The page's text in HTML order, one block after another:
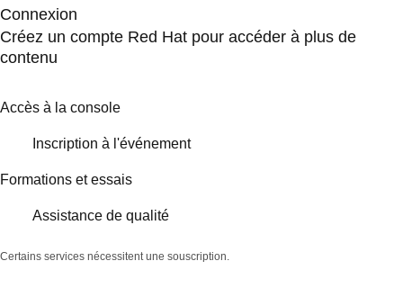
Connexion
Créez un compte Red Hat pour accéder à plus de
contenu
Accès à la console
Inscription à l'événement
Formations et essais
Assistance de qualité
Certains services nécessitent une souscription.